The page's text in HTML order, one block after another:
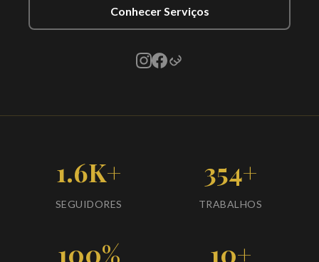
Conhecer Serviços
1.6K+
SEGUIDORES
354+
TRABALHOS
100% 10+